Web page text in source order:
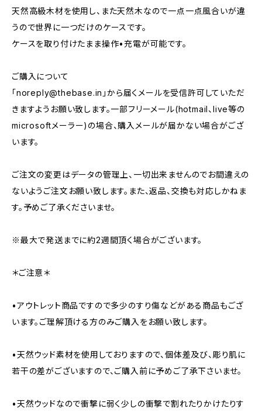
天然高級木材を使用し、また天然木なので一点一点風合いが違
うので世界に一つだけのケースです。
ケースを取り付けたまま操作•充電が可能です。
ご購入について
「noreply@thebase.in 」から届くメールを受信許可していただ
きますようお願い致します。一部フリーメール(hotmail、live等の
microsoftメーラー)の場合、購入メールが届かない場合がござ
います。
ご注文の変更はデータの管理上、一切出来ませんのでお間違えの
ないようご注文お願い致します。また、返品、交換も対応しかねま
す。予めご了承くださいませ。
※最大で発送までに約2週間頂く場合がございます。
＊ご注意＊
•アウトレット商品ですので多少のすり傷などがある商品もござ
います。ご理解頂ける方のみご購入をお願い致します。
•天然ウッド素材を使用しておりますので、個体差及び、彫り肌に
若干の差がございますので、ご購入前に予めご了承下さいませ。
•天然ウッドなので衝撃に弱く少しの衝撃で割れたりかけたりす